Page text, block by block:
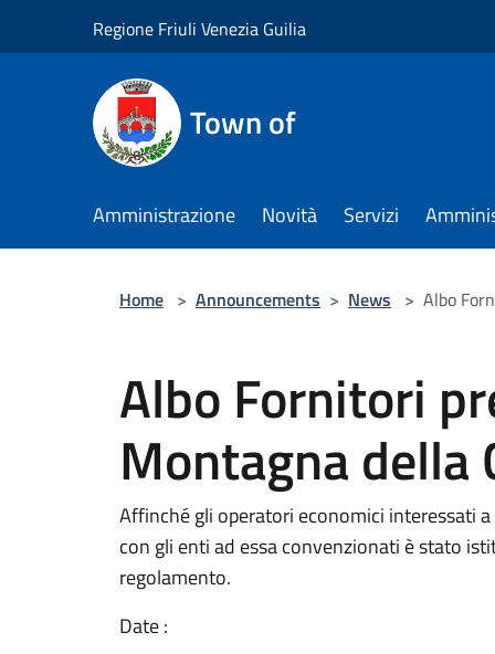
Regione Friuli Venezia Guilia
Town of
Amministrazione Novità Servizi
Home > Announcements > News > Albo
Albo Fornitori
Montagna della
Affinché gli operatori economici interessati
con gli enti ad essa convenzionati è stato
regolamento.
Date :